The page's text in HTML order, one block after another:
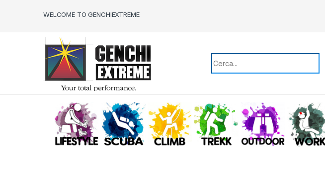
WELCOME TO GENCHIEXTREME
Search for:
LIFESTYLE SCUBA CLIMB TREKKING OUTDOOR